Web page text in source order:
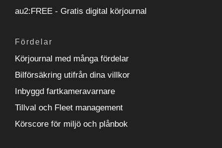
au2:FREE - Gratis digital körjournal
Fördelar
Körjournal med många fördelar
Bilförsäkring utifrån dina villkor
Inbyggd fartkameravarnare
Tillval och Fleet management
Körscore för miljö och plånbok